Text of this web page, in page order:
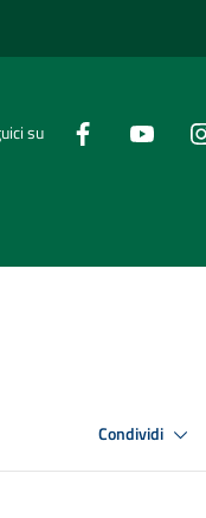
su
Condividi